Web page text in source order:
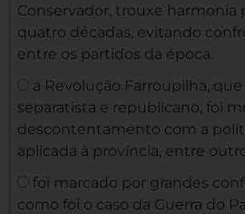
Conservador, trouxe harmonia
quatro décadas, evitando
entre os partidos da época.
a Revolução Farroupilha,
separatista e republicano, foi
descontentamento com a
aplicada à província, entre
foi marcado por grandes
como foi o caso da Guerra do